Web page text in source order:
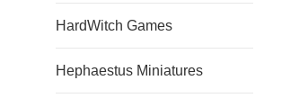
HardWitch Games
Hephaestus Miniatures